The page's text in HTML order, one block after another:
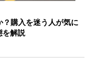
購入を迷う人が気に
を解説